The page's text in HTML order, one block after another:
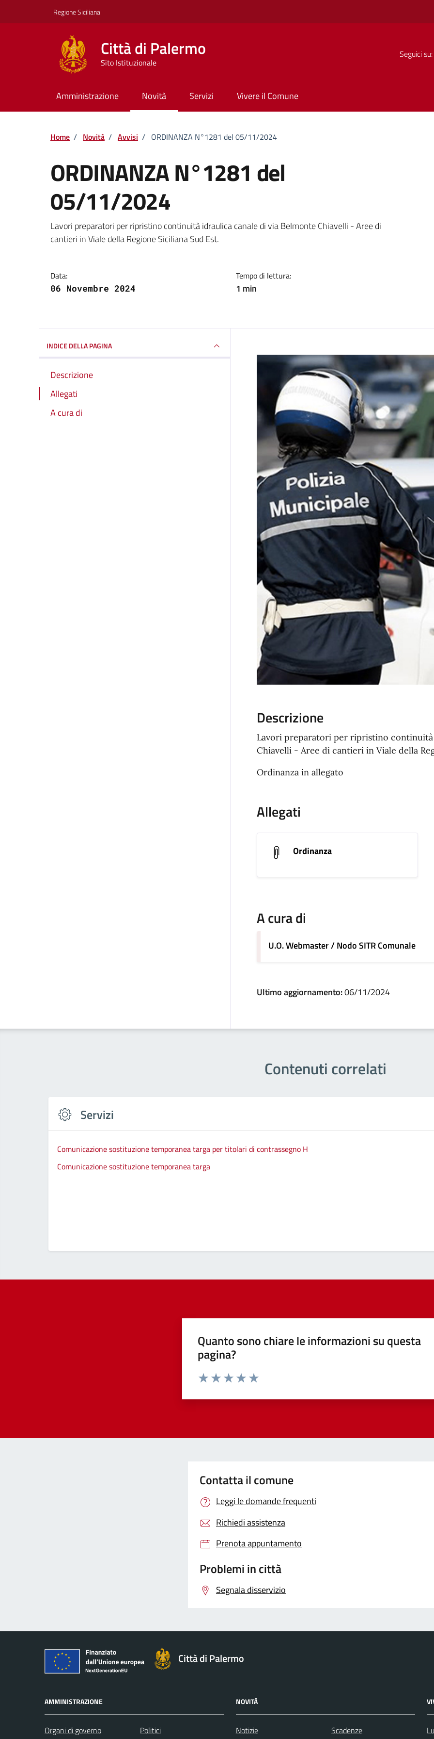
Regione Siciliana
Città di Palermo
Sito Istituzionale
Seguici su:
Amministrazione Novità Servizi Vivere il Comune
Home / Novità / Avvisi / ORDINANZA N°1281 del 05/11/2024
ORDINANZA N°1281 del
05/11/2024
Dettagli della notizia
Lavori preparatori per ripristino continuità idraulica canale di via Belmonte Chiavelli - Aree di
cantieri in Viale della Regione Siciliana Sud Est.
Data:
06 Novembre 2024
Tempo di lettura:
1 min
INDICE DELLA PAGINA
Descrizione
Allegati
A cura di
Descrizione
Lavori preparatori per ripristino continuità
Chiavelli - Aree di cantieri in Viale della
Ordinanza in allegato
Allegati
Ordinanza
A cura di
U.O. Webmaster / Nodo SITR Comunale
Ultimo aggiornamento:06/11/2024
Contenuti correlati
Servizi
Comunicazione sostituzione temporanea targa per titolari di contrassegno H
Comunicazione sostituzione temporanea targa
Quanto sono chiare le informazioni su questa
pagina?
Contatta il comune
Leggi le domande frequenti
Richiedi assistenza
Prenota appuntamento
Problemi in città
Segnala disservizio
Città di Palermo
AMMINISTRAZIONE
Organi di governo Politici
NOVITÀ
Notizie Scadenze